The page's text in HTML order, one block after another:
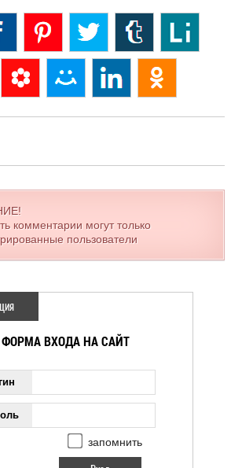
комментарии могут только
пользователи
ФОРМА ВХОДА НА САЙТ
запомнить